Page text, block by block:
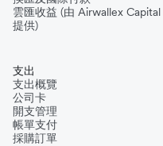
雲匯收益 (由 Airwallex Capital
提供)
支出
支出概覽
公司卡
開支管理
帳單支付
採購訂單